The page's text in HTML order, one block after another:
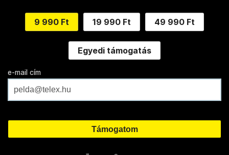
9 990 Ft 19 990 Ft 49 990 Ft
Egyedi támogatás
e-mail cím